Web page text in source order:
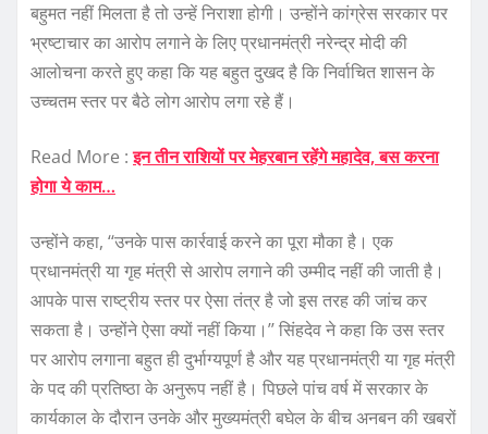
बहुमत नहीं मिलता है तो उन्हें निराशा होगी। उन्होंने कांग्रेस सरकार पर
भ्रष्टाचार का आरोप लगाने के लिए प्रधानमंत्री नरेन्द्र मोदी की
आलोचना करते हुए कहा कि यह बहुत दुखद है कि निर्वाचित शासन के
उच्चतम स्तर पर बैठे लोग आरोप लगा रहे हैं।
Read More :इन तीन राशियों पर मेहरबान रहेंगे महादेव, बस करना
होगा ये काम…
उन्होंने कहा, ‘‘उनके पास कार्रवाई करने का पूरा मौका है। एक
प्रधानमंत्री या गृह मंत्री से आरोप लगाने की उम्मीद नहीं की जाती है।
आपके पास राष्ट्रीय स्तर पर ऐसा तंत्र है जो इस तरह की जांच कर
सकता है। उन्होंने ऐसा क्यों नहीं किया।’’ सिंहदेव ने कहा कि उस स्तर
पर आरोप लगाना बहुत ही दुर्भाग्यपूर्ण है और यह प्रधानमंत्री या गृह मंत्री
के पद की प्रतिष्ठा के अनुरूप नहीं है। पिछले पांच वर्ष में सरकार के
कार्यकाल के दौरान उनके और मुख्यमंत्री बघेल के बीच अनबन की खबरों